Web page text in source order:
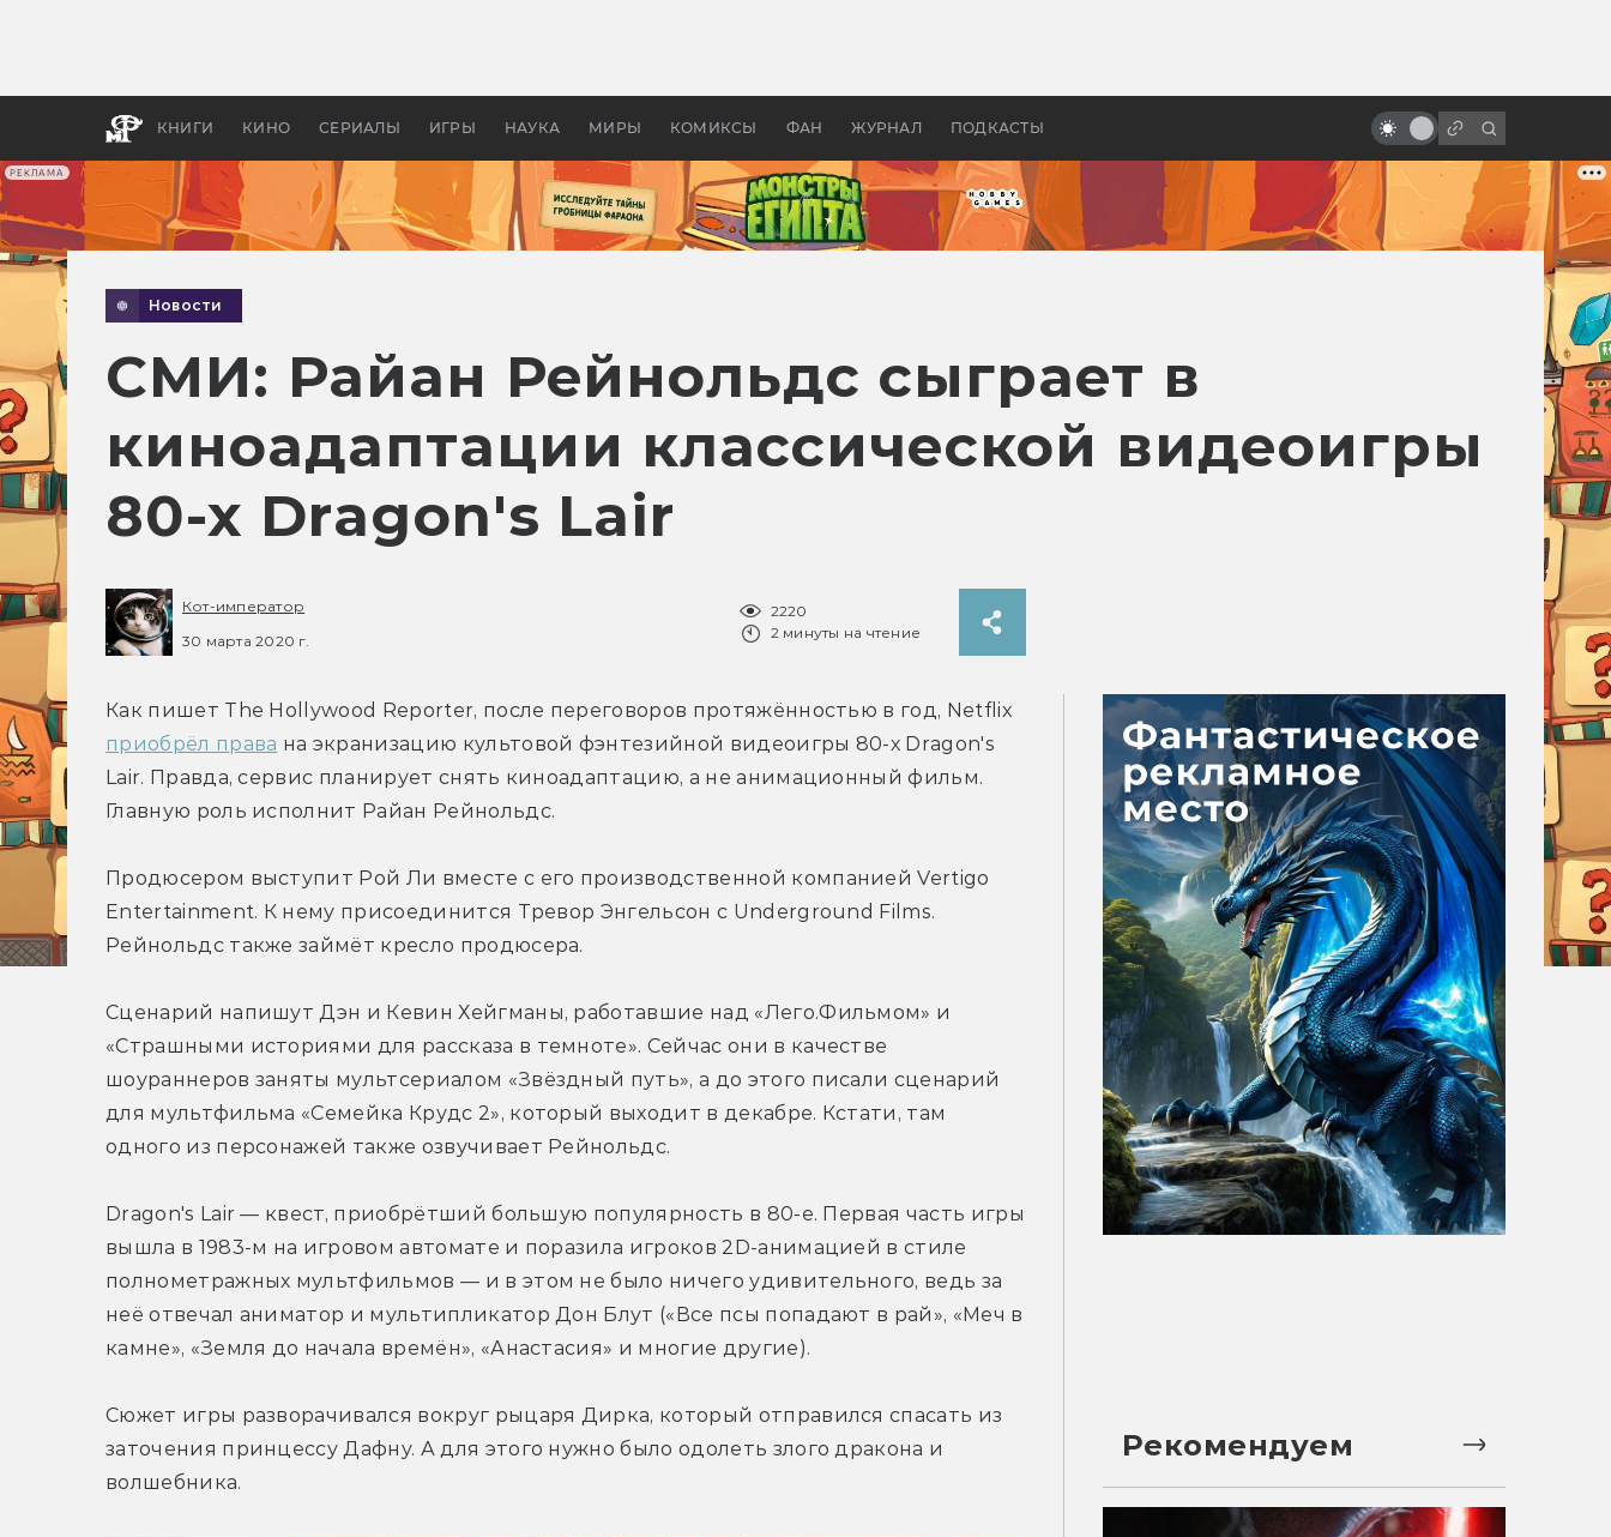
РЕКЛАМА
КНИГИ КИНО СЕРИАЛЫ ИГРЫ НАУКА МИРЫ КОМИКСЫ ФАН ЖУРНАЛ ПОДКАСТЫ
бы «Властелина колец»
Древней Грецией
Бэтмена на экране
Новости
СМИ: Райан Рейнольдс сыграет в
киноадаптации классической видеоигры
80-х Dragon's Lair
Кот-император
30 марта 2020 г.
2220
2 минуты на чтение
приобрёл права на экранизацию культовой фэнтезийной видеоигры 80-х Dragon's
Lair. Правда, сервис планирует снять киноадаптацию, а не анимационный фильм.
Главную роль исполнит Райан Рейнольдс.
Продюсером выступит Рой Ли вместе с его производственной компанией Vertigo
Entertainment. К нему присоединится Тревор Энгельсон с Underground Films.
Рейнольдс также займёт кресло продюсера.
Сценарий напишут Дэн и Кевин Хейгманы, работавшие над «Лего.Фильмом» и
«Страшными историями для рассказа в темноте». Сейчас они в качестве
шоураннеров заняты мультсериалом «Звёздный путь», а до этого писали сценарий
для мультфильма «Семейка Крудс 2», который выходит в декабре. Кстати, там
одного из персонажей также озвучивает Рейнольдс.
Dragon's Lair — квест, приобрётший большую популярность в 80-е. Первая часть игры
вышла в 1983-м на игровом автомате и поразила игроков 2D-анимацией в стиле
полнометражных мультфильмов — и в этом не было ничего удивительного, ведь за
неё отвечал аниматор и мультипликатор Дон Блут («Все псы попадают в рай», «Меч в
камне», «Земля до начала времён», «Анастасия» и многие другие).
Сюжет игры разворачивался вокруг рыцаря Дирка, который отправился спасать из
заточения принцессу Дафну. А для этого нужно было одолеть злого дракона и
волшебника.
Рекомендуем